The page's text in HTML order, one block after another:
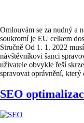
Omlouvám se za nudný a
soukromí je EU celkem
Stručně Od 1. 1. 2022
návštěvníkovi šanci
uživatele obvykle řeší
spravovat oprávnění,
SEO